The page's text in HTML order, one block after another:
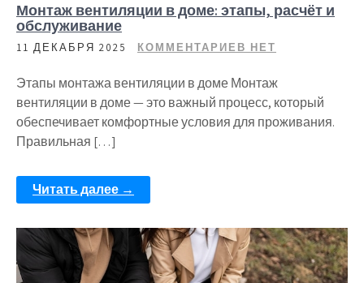
Монтаж вентиляции в доме: этапы, расчёт и
обслуживание
11 ДЕКАБРЯ 2025 КОММЕНТАРИЕВ НЕТ
Этапы монтажа вентиляции в доме Монтаж
вентиляции в доме — это важный процесс, который
обеспечивает комфортные условия для проживания.
Правильная […]
Читать далее →